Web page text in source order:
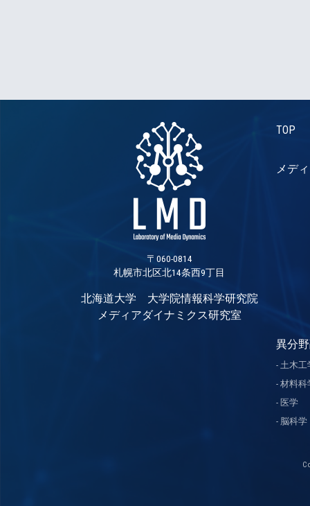
〒060-0814
札幌市北区北14条西9丁目
北海道大学 大学院情報科学研究院
メディアダイナミクス研究室
TOP
メデ
異分
土木工
材料科
医学
脳科学